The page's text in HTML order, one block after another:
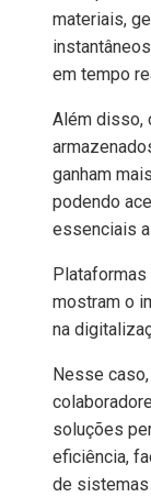
materiais,
em tempo
Além disso,
ganham
podendo
essenciais
Plataformas
mostram o
na
Nesse
soluções
eficiência,
de